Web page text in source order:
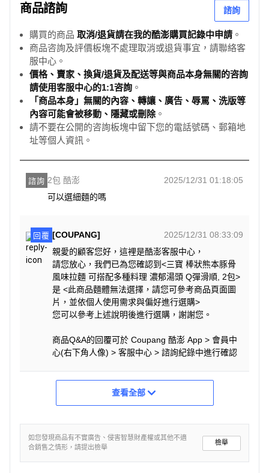
商品諮詢 諮詢
購買的商品 取消/退貨請在我的酷澎購買記錄中申請 。
商品咨詢及評價板塊不處理取消或退貨事宜，請聯絡客
服中心。
價格、賣家、換貨/退貨及配送等與商品本身無關的咨詢
請使用客服中心的1:1咨詢 。
「商品本身」無關的內容、轉讓、廣告、辱罵、洗版等
內容可能會被移動、隱藏或刪除。
請不要在公開的咨詢板塊中留下您的電話號碼、郵箱地
址等個人資訊。
諮詢 2包 酷澎
2025/12/31 01:18:05
可以選細麵的嗎
回覆 [COUPANG]
2025/12/31 08:33:09
親愛的顧客您好，這裡是酷澎客服中心，
請您放心，我們已為您確認到<三寶 棒狀熊本豚骨
風味拉麵 可搭配多種料理 濃郁湯頭 Q彈滑順, 2包>
是 <此商品麵體無法選擇，請您可參考商品頁面圖
片，並依個人使用需求與偏好進行選購>
您可以參考上述說明後進行選購，謝謝您。
商品Q&A的回覆可於 Coupang 酷澎 App > 會員中
心(右下角人像) > 客服中心 > 諮詢紀錄中進行確認
查看全部
如您發現商品有不實廣告、侵害智慧財產權或其他不適
合銷售之情形，請提出檢舉
檢舉